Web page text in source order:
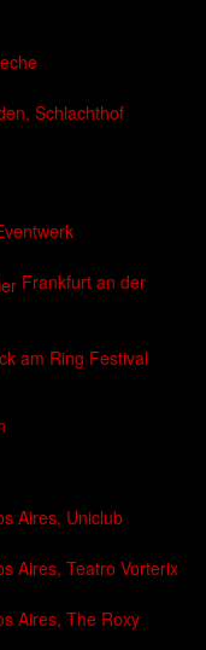
Schlachthof
Frankfurt an der
am Ring Festival
Aires, Uniclub
Aires, Teatro Vorterix
Aires, The Roxy